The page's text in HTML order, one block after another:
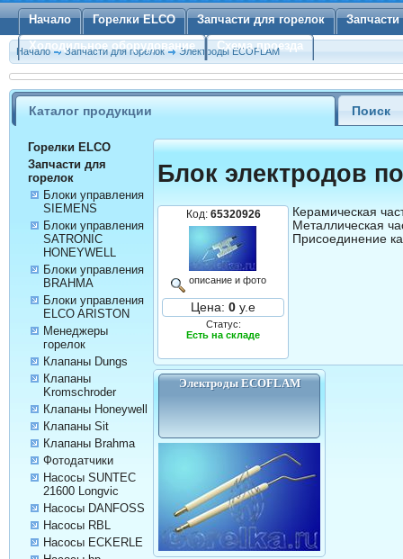
Начало Горелки ELCO Запчасти для горелок
Холодильное оборудование
Схема проезда
Начало Запчасти для горелок Электроды ECOFLAM
Каталог продукции Поиск
Горелки ELCO
Запчасти для
горелок
Блоки управления
SIEMENS
Блоки управления
SATRONIC
HONEYWELL
Блоки управления
BRAHMA
Блоки управления
ELCO ARISTON
Менеджеры
горелок
Клапаны Dungs
Клапаны
Kromschroder
Клапаны Honeywell
Клапаны Sit
Клапаны Brahma
Фотодатчики
Насосы SUNTEC
21600 Longvic
Насосы DANFOSS
Насосы RBL
Насосы ECKERLE
Блок электродов
Код: 65320926
описание и фото
Цена: 0 у.е
Статус:
Есть на складе
Керамическая
Металлическая
Присоединение
Электроды ECOFLAM